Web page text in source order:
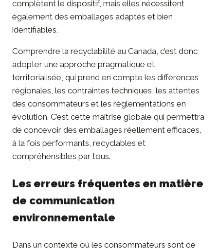
complètent le dispositif, mais elles nécessitent
également des emballages adaptés et bien
identifiables.
Comprendre la recyclabilité au Canada, c’est donc
adopter une approche pragmatique et
territorialisée, qui prend en compte les différences
régionales, les contraintes techniques, les attentes
des consommateurs et les réglementations en
évolution. C’est cette maîtrise globale qui permettra
de concevoir des emballages réellement efficaces,
à la fois performants, recyclables et
compréhensibles par tous.
Les erreurs fréquentes en matière
de communication
environnementale
Dans un contexte où les consommateurs sont de